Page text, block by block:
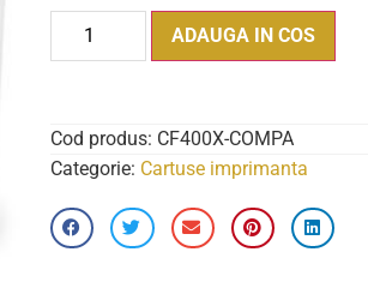
ADAUGA IN COS
Cod produs: CF400X-COMPA
Categorie: Cartuse imprimanta